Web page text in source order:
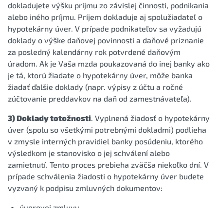
dokladujete výšku príjmu zo závislej činnosti, podnikania
alebo iného príjmu. Príjem dokladuje aj spolužiadateľ o
hypotekárny úver. V prípade podnikateľov sa vyžadujú
doklady o výške daňovej povinnosti a daňové priznanie
za posledný kalendárny rok potvrdené daňovým
úradom. Ak je Vaša mzda poukazovaná do inej banky ako
je tá, ktorú žiadate o hypotekárny úver, môže banka
žiadať ďalšie doklady (napr. výpisy z účtu a ročné
zúčtovanie preddavkov na daň od zamestnávateľa).
3) Doklady totožnosti. Vyplnená žiadosť o hypotekárny
úver (spolu so všetkými potrebnými dokladmi) podlieha
v zmysle interných pravidiel banky posúdeniu, ktorého
výsledkom je stanovisko o jej schválení alebo
zamietnutí. Tento proces prebieha zväčša niekoľko dní. V
prípade schválenia žiadosti o hypotekárny úver budete
vyzvaný k podpisu zmluvných dokumentov: